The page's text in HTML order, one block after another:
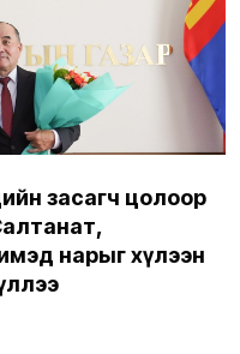
засагч цолоор
нарыг хүлээн